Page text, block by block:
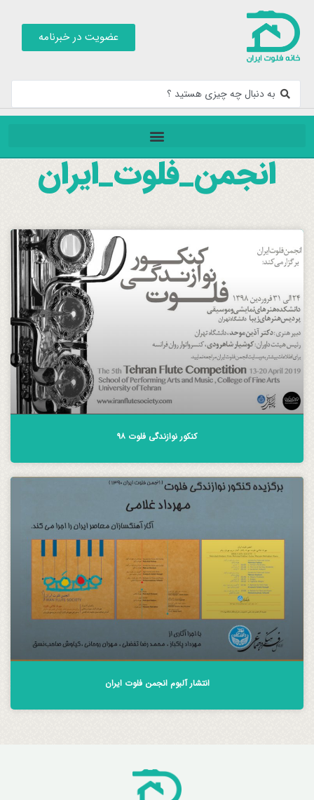
عضویت در خبرنامه
انجمن_فلوت_ايران
کنکور نوازندگی فلوت ۹۸
انتشار آلبوم انجمن فلوت ایران